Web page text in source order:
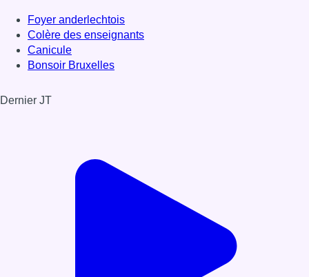
Foyer anderlechtois
Colère des enseignants
Canicule
Bonsoir Bruxelles
Dernier JT